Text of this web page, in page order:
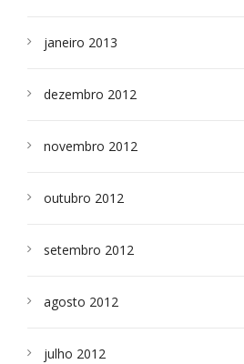
janeiro 2013
dezembro 2012
novembro 2012
outubro 2012
setembro 2012
agosto 2012
julho 2012